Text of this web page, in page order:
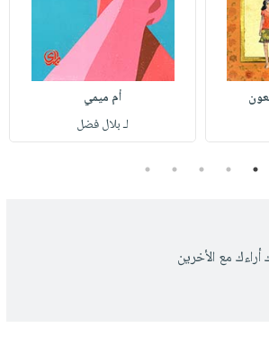
أم ميمي
لـ بلال فضل
1
2
3
4
5
مع الأخرين